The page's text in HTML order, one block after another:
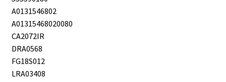
A0131546802
A01315468020080
CA2072IR
DRA0568
FG18S012
LRA03408